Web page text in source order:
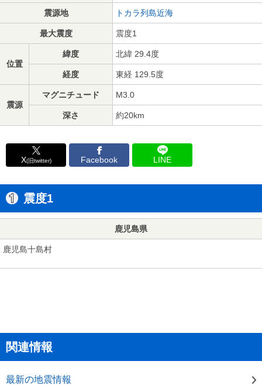
震源地 トカラ列島近海
最大震度 震度1
位置
緯度 北緯 29.4度
経度 東経 129.5度
震源
マグニチュード M3.0
深さ 約20km
X(旧twitter) Facebook LINE
震度1
鹿児島県
鹿児島十島村
関連情報
最新の地震情報